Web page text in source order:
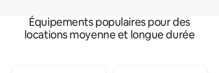
Équipements populaires pour des
locations moyenne et longue durée